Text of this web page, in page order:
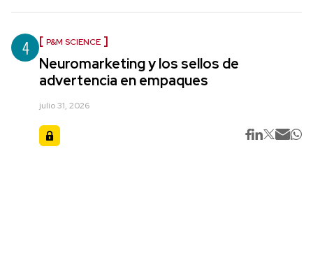
4 P&M SCIENCE
Neuromarketing y los sellos de
advertencia en empaques
julio 31, 2026